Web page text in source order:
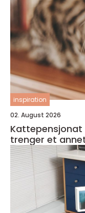
inspiration
02. August 2026
Kattepensjonat trygg omsorg når katten
trenger et